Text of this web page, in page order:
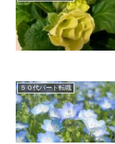
５０代パート転職